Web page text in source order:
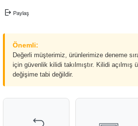
Paylaş
Önemli:
Değerli müşterimiz, ürünlerimize deneme
için güvenlik kilidi takılmıştır. Kilidi açılmış
değişime tabi değildir.